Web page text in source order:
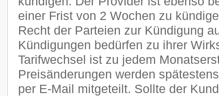
einer Frist von 2 Wochen zu
Recht der Parteien zur Kündigung
Kündigungen bedürfen zu ihrer
Tarifwechsel ist zu jedem
Preisänderungen werden
per E-Mail mitgeteilt. Sollte der